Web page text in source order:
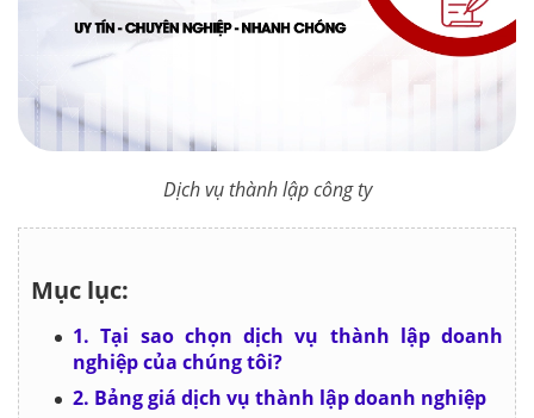
Dịch vụ thành lập công ty
Mục lục:
1. Tại sao chọn dịch vụ thành lập doanh
nghiệp của chúng tôi?
2. Bảng giá dịch vụ thành lập doanh nghiệp